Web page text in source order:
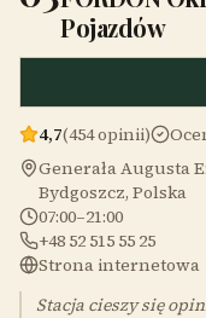
Pojazdów
4,7(454 opinii)
Generała Augusta
Bydgoszcz, Polska
07:00–21:00
+48 52 515 55 25
Strona internetowa
Stacja cieszy się